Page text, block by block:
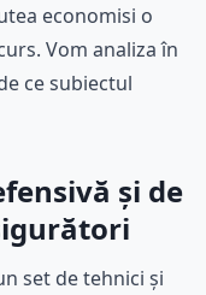
economisi o
Vom analiza în
ce subiectul
și de
set de tehnici și